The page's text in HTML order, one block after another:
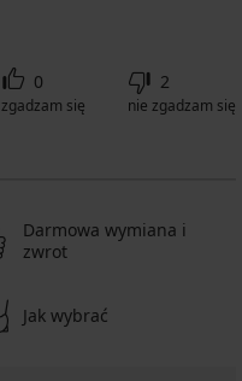
0
zgadzam się
2
nie zgadzam się
Darmowa wymiana i
zwrot
Jak wybrać